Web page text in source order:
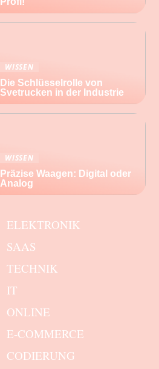
WISSEN
Die Schlüsselrolle von
Svetrucken in der Industrie
WISSEN
Präzise Waagen: Digital oder
Analog
ELEKTRONIK
SAAS
TECHNIK
IT
ONLINE
E-COMMERCE
CODIERUNG